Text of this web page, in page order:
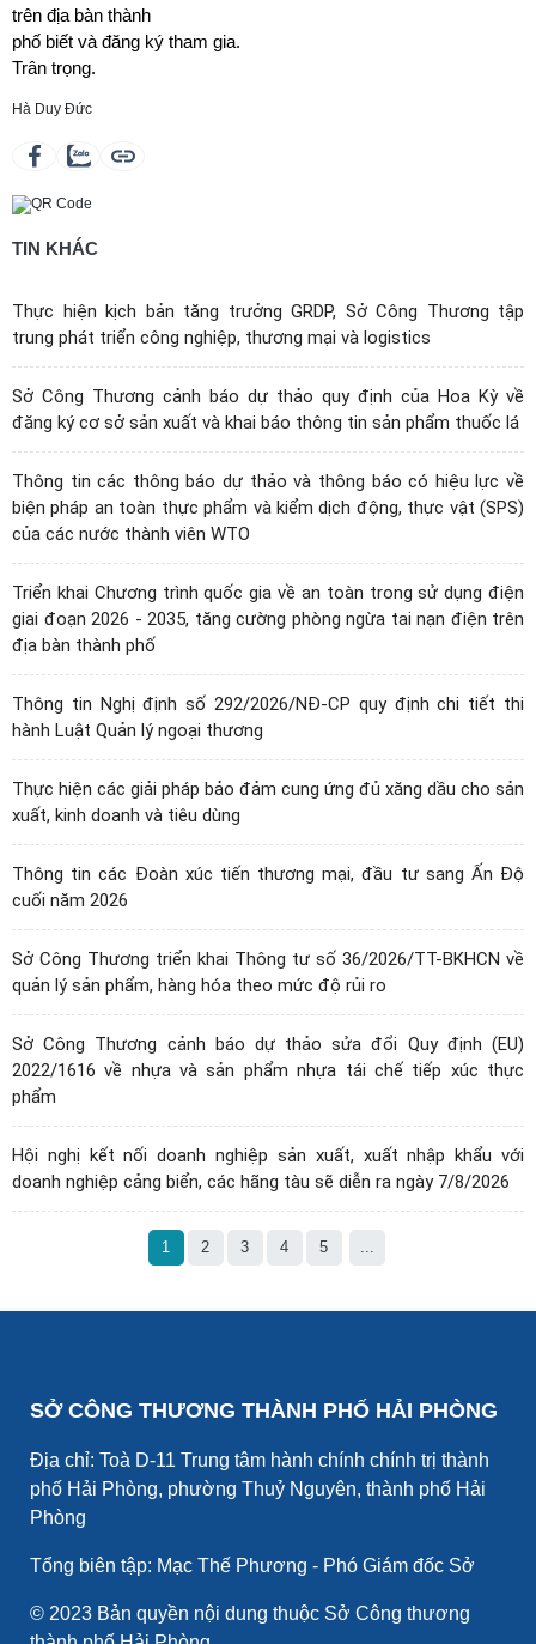
trên địa bàn thành
phố biết và đăng ký tham gia.
Trân trọng.
Hà Duy Đức
TIN KHÁC
Thực hiện kịch bản tăng trưởng GRDP, Sở Công Thương tập
trung phát triển công nghiệp, thương mại và logistics
Sở Công Thương cảnh báo dự thảo quy định của Hoa Kỳ về
đăng ký cơ sở sản xuất và khai báo thông tin sản phẩm thuốc lá
Thông tin các thông báo dự thảo và thông báo có hiệu lực về
biện pháp an toàn thực phẩm và kiểm dịch động, thực vật (SPS)
của các nước thành viên WTO
Triển khai Chương trình quốc gia về an toàn trong sử dụng điện
giai đoạn 2026 - 2035, tăng cường phòng ngừa tai nạn điện trên
địa bàn thành phố
Thông tin Nghị định số 292/2026/NĐ-CP quy định chi tiết thi
hành Luật Quản lý ngoại thương
Thực hiện các giải pháp bảo đảm cung ứng đủ xăng dầu cho sản
xuất, kinh doanh và tiêu dùng
Thông tin các Đoàn xúc tiến thương mại, đầu tư sang Ấn Độ
cuối năm 2026
Sở Công Thương triển khai Thông tư số 36/2026/TT-BKHCN về
quản lý sản phẩm, hàng hóa theo mức độ rủi ro
Sở Công Thương cảnh báo dự thảo sửa đổi Quy định (EU)
2022/1616 về nhựa và sản phẩm nhựa tái chế tiếp xúc thực
phẩm
Hội nghị kết nối doanh nghiệp sản xuất, xuất nhập khẩu với
doanh nghiệp cảng biển, các hãng tàu sẽ diễn ra ngày 7/8/2026
1 2 3 4 5 ...
SỞ CÔNG THƯƠNG THÀNH PHỐ HẢI PHÒNG
Địa chỉ: Toà D-11 Trung tâm hành chính chính trị thành
phố Hải Phòng, phường Thuỷ Nguyên, thành phố Hải
Phòng
Tổng biên tập: Mạc Thế Phương - Phó Giám đốc Sở
© 2023 Bản quyền nội dung thuộc Sở Công thương